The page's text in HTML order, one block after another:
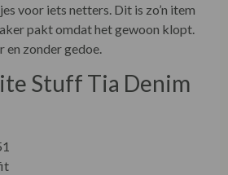
voor iets netters. Dit is zo’n item
pakt omdat het gewoon klopt.
zonder gedoe.
Stuff Tia Denim